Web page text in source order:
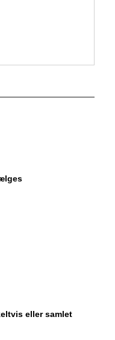
eller samlet